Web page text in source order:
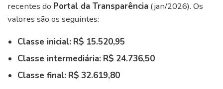
recentes do Portal da Transparência (jan/2026). Os
valores são os seguintes:
Classe inicial: R$ 15.520,95
Classe intermediária: R$ 24.736,50
Classe final: R$ 32.619,80